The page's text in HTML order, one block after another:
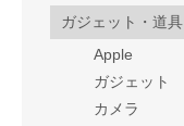
ガジェット・道具
Apple
ガジェット
カメラ